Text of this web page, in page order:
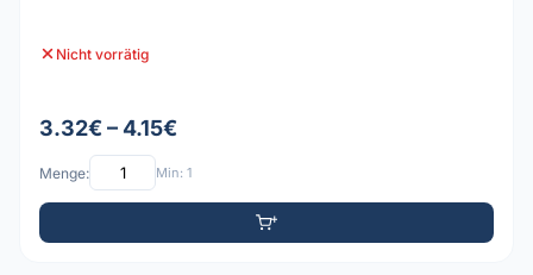
Nicht vorrätig
3.32€ – 4.15€
Menge: Min: 1